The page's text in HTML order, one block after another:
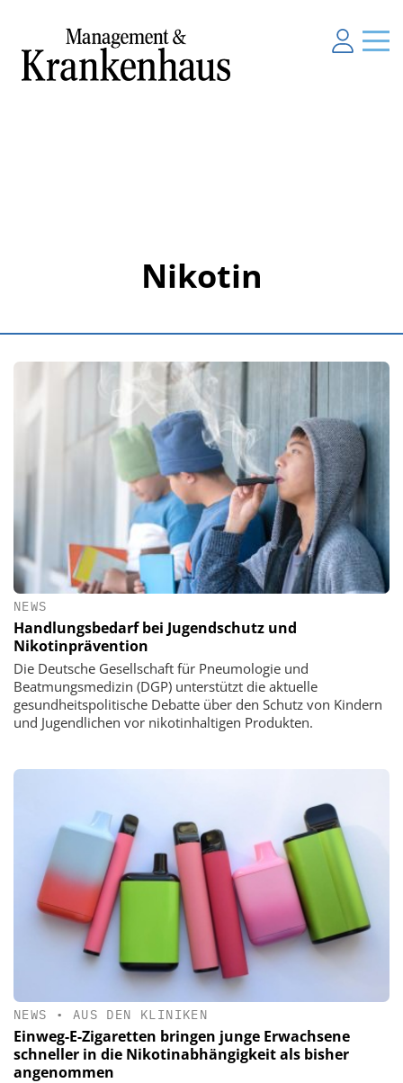
Nikotin
NEWS
Handlungsbedarf bei Jugendschutz und
Nikotinprävention
Die Deutsche Gesellschaft für Pneumologie und
Beatmungsmedizin (DGP) unterstützt die aktuelle
gesundheitspolitische Debatte über den Schutz von Kindern
und Jugendlichen vor nikotinhaltigen Produkten.
NEWS • AUS DEN KLINIKEN
Einweg-E-Zigaretten bringen junge Erwachsene
schneller in die Nikotinabhängigkeit als bisher
angenommen